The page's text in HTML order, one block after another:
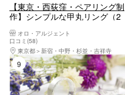
【東京・西荻窪・ペアリング制
作】シンプルな甲丸リング（2
げます。
オロ・アルジェント
口コミ(58)
東京都
新宿・中野・杉並・吉祥寺
9位